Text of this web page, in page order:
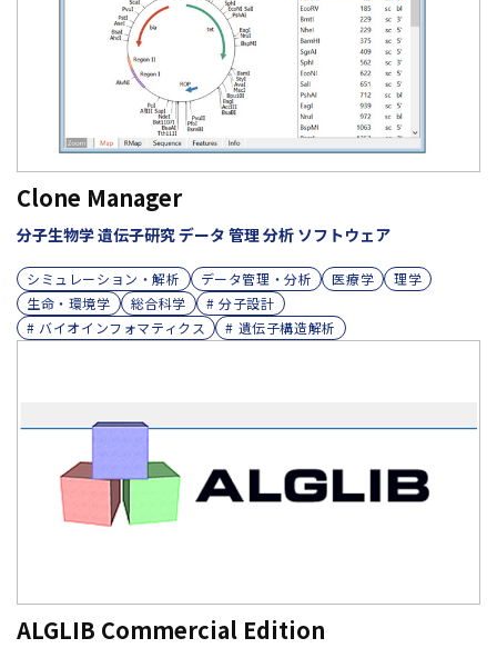
Clone Manager
分子生物学 遺伝子研究 データ 管理 分析 ソフトウェア
シミュレーション・解析 データ管理・分析 医療学
理学
生命・環境学
総合科学
# 分子設計
# バイオインフォマティクス
# 遺伝子構造解析
ALGLIB Commercial Edition